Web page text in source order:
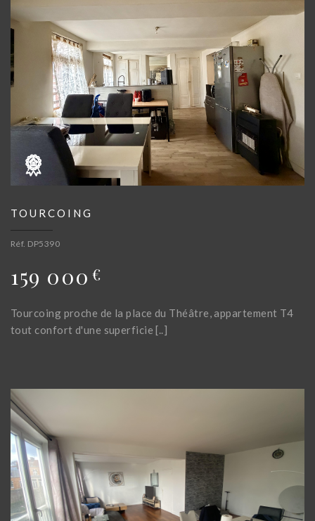
TOURCOING
Réf. DP5390
159 000 €
Tourcoing proche de la place du Théâtre, appartement T4
tout confort d'une superficie [..]